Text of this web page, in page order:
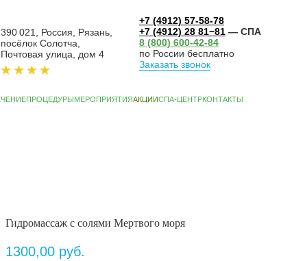
390 021, Россия, Рязань,
посёлок Солотча,
Почтовая улица, дом 4
+7 (4912) 57-58-78
+7 (4912) 28 81−81 — СПА
8 (800) 600-42-84
по России бесплатно
Заказать звонок
Гидромассаж с солями Мертвого моря
1300,00 руб.